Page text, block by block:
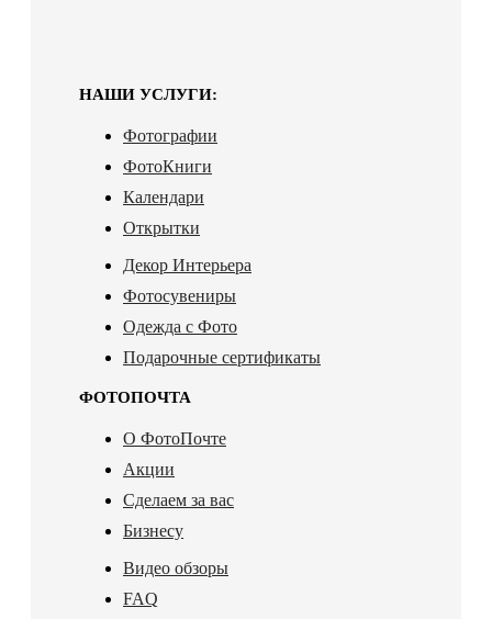
НАШИ УСЛУГИ:
Фотографии
ФотоКниги
Календари
Открытки
Декор Интерьера
Фотосувениры
Одежда с Фото
Подарочные сертификаты
ФОТОПОЧТА
О ФотоПочте
Акции
Сделаем за вас
Бизнесу
Видео обзоры
FAQ